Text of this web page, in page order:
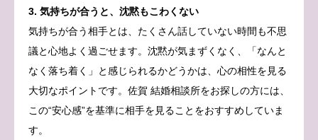
3. 気持ちが合うと、沈黙もこわくない
気持ちが合う相手とは、たくさん話していない時間も不思
議と心地よく過ごせます。沈黙が気まずくなく、「なんと
なく落ち着く」と感じられるかどうかは、心の相性を見る
大切なポイントです。佐賀 結婚相談所をお探しの方には、
この“安心感”を基準に相手を見ることをおすすめしていま
す。